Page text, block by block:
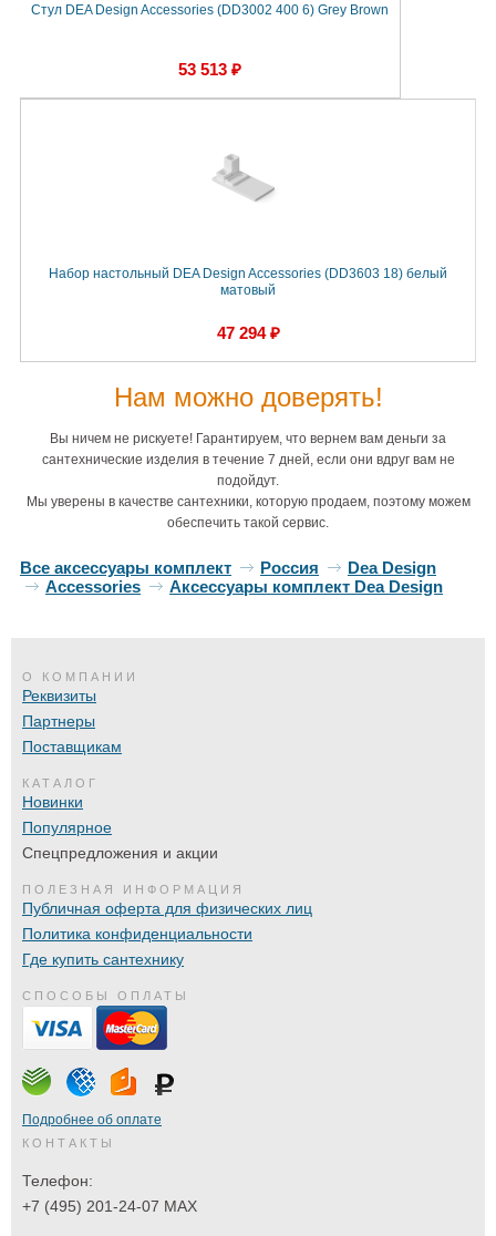
Стул DEA Design Accessories (DD3002 400 6) Grey Brown
53 513 ₽
Набор настольный DEA Design Accessories (DD3603 18) белый
матовый
47 294 ₽
Нам можно доверять!
Вы ничем не рискуете! Гарантируем, что вернем вам деньги за
сантехнические изделия в течение 7 дней, если они вдруг вам не
подойдут.
Мы уверены в качестве сантехники, которую продаем, поэтому можем
обеспечить такой сервис.
Все аксессуары комплект Россия
Dea Design
Accessories
Аксессуары комплект Dea Design
О КОМПАНИИ
Реквизиты
Партнеры
Поставщикам
КАТАЛОГ
Новинки
Популярное
Спецпредложения и акции
ПОЛЕЗНАЯ ИНФОРМАЦИЯ
Публичная оферта для физических лиц
Политика конфиденциальности
Где купить сантехнику
СПОСОБЫ ОПЛАТЫ
Подробнее об оплате
КОНТАКТЫ
Телефон:
+7 (495) 201-24-07 MAX